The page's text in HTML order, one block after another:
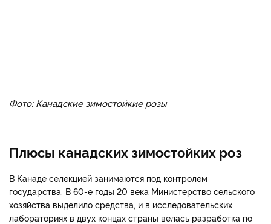
Фото: Канадские зимостойкие розы
Плюсы канадских зимостойких роз
В Канаде селекцией занимаются под контролем
государства. В 60-е годы 20 века Министерство сельского
хозяйства выделило средства, и в исследовательских
лабораториях в двух концах страны велась разработка по